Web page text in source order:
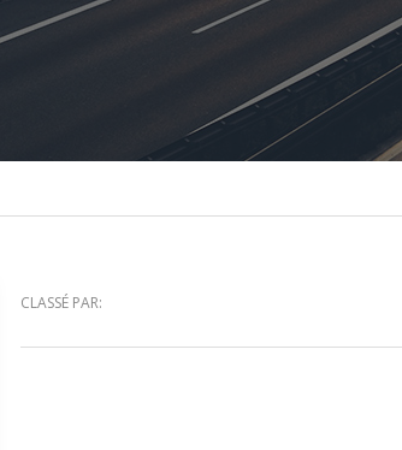
CLASSÉ PAR: